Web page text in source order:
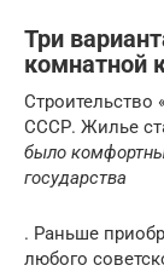
Три
комнатной
Строительство
СССР. Жилье
было
государства
. Раньше
любого